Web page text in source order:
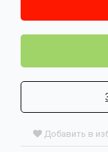
Добавить в